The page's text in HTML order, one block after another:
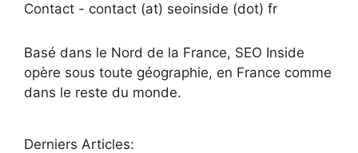
Contact - contact (at) seoinside (dot) fr
Basé dans le Nord de la France, SEO Inside
opère sous toute géographie, en France comme
dans le reste du monde.
Derniers Articles: